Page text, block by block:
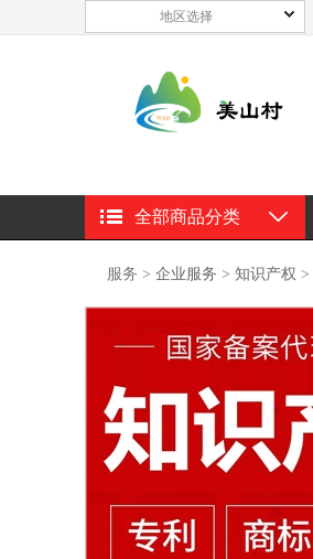
地区选择
全部商品分类
服务 > 企业服务 > 知识产权 >